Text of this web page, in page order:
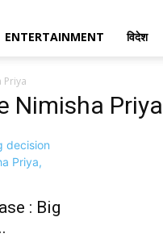
ENTERTAINMENT विदेश
Priya
Nimisha Priya
: Big